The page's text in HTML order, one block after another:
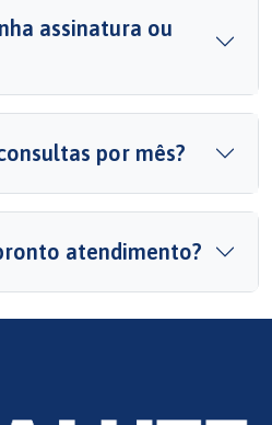
assinatura ou
por mês?
atendimento?